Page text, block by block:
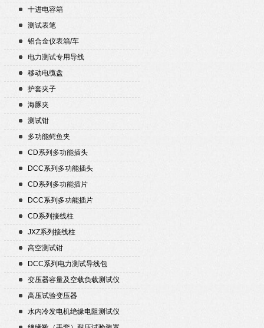
十进电容箱
测试表笔
铝合金仪表箱/车
电力测试专用导线
移动电缆盘
护套夹子
海豚夹
测试钳
多功能鳄鱼夹
CD系列多功能插头
DCC系列多功能插头
CD系列多功能插片
DCC系列多功能插片
CD系列接线柱
JXZ系列接线柱
高空测试钳
DCC系列电力测试导线包
变压器容量及空载负载测试仪
高压试验变压器
水内冷发电机绝缘电阻测试仪